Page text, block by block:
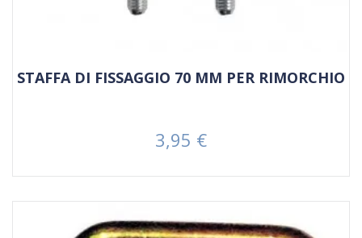
STAFFA DI FISSAGGIO 70 MM PER RIMORCHIO
Prezzo
3,95 €